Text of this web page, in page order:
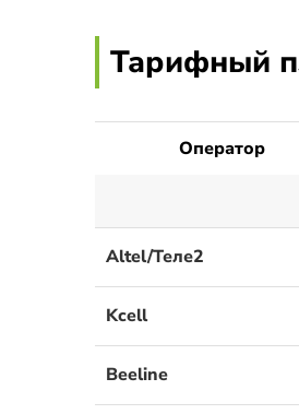
Тарифный
Оператор
Altel/Теле2
Kcell
Beeline